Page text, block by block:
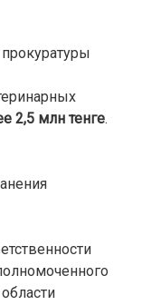
2,5 млн тенге.